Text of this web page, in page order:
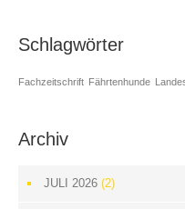
Schlagwörter
Fachzeitschrift Fährtenhunde
Archiv
JULI 2026 (2)